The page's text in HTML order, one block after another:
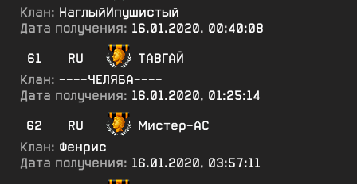
Клан: НаглыйИпушистый
Дата получения: 16.01.2020, 00:40:08
61
RU
ТАВГАЙ
Клан: ----ЧЕЛЯБА----
Дата получения: 16.01.2020, 01:25:14
62
RU
Мистер-АС
Клан: Фенрис
Дата получения: 16.01.2020, 03:57:11